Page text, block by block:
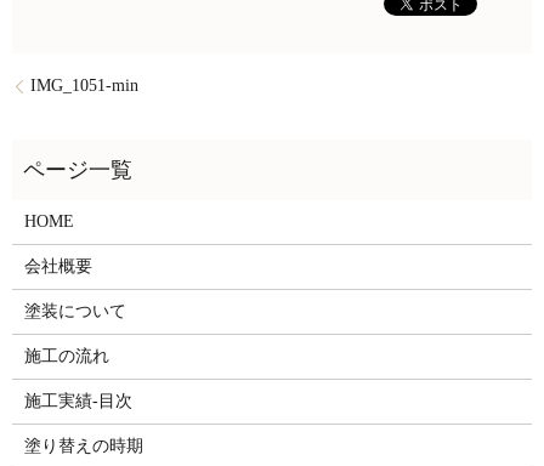
IMG_1051-min
HOME
会社概要
塗装について
施工の流れ
施工実績-目次
塗り替えの時期